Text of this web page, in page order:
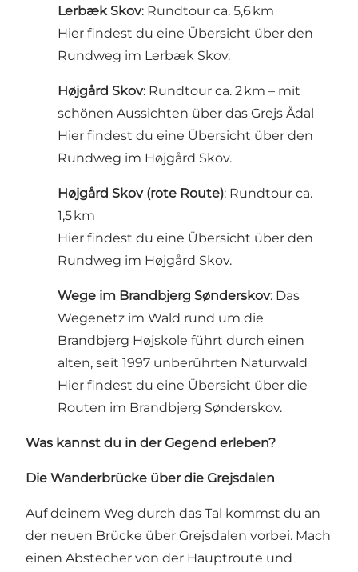
Lerbæk Skov: Rundtour ca. 5,6 km
Hier findest du eine Übersicht über den
Rundweg im Lerbæk Skov.
Højgård Skov: Rundtour ca. 2 km – mit
schönen Aussichten über das Grejs Ådal
Hier findest du eine Übersicht über den
Rundweg im Højgård Skov.
Højgård Skov (rote Route): Rundtour ca.
1,5 km
Hier findest du eine Übersicht über den
Rundweg im Højgård Skov.
Wege im Brandbjerg Sønderskov: Das
Wegenetz im Wald rund um die
Brandbjerg Højskole führt durch einen
alten, seit 1997 unberührten Naturwald
Hier findest du eine Übersicht über die
Routen im Brandbjerg Sønderskov.
Was kannst du in der Gegend erleben?
Die Wanderbrücke über die Grejsdalen
Auf deinem Weg durch das Tal kommst du an
der neuen Brücke über Grejsdalen vorbei. Mach
einen Abstecher von der Hauptroute und